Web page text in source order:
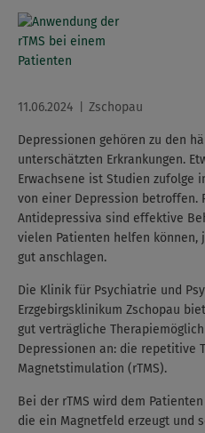
11.06.2024 Zschopau
Depressionen gehören zu den
unterschätzten Erkrankungen.
Erwachsene ist Studien zufolge
von einer Depression betroffen.
Antidepressiva sind effektive
vielen Patienten helfen
gut anschlagen.
Die Klinik für Psychiatrie und
Erzgebirgsklinikum Zschopau
gut verträgliche
Depressionen an: die repetitive
Magnetstimulation (rTMS).
Bei der rTMS wird dem
die ein Magnetfeld erzeugt und